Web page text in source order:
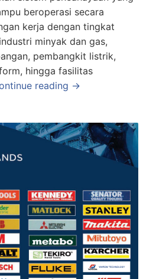
beroperasi secara
kerja dengan tingkat
minyak dan gas,
pembangkit listrik,
hingga fasilitas
reading →